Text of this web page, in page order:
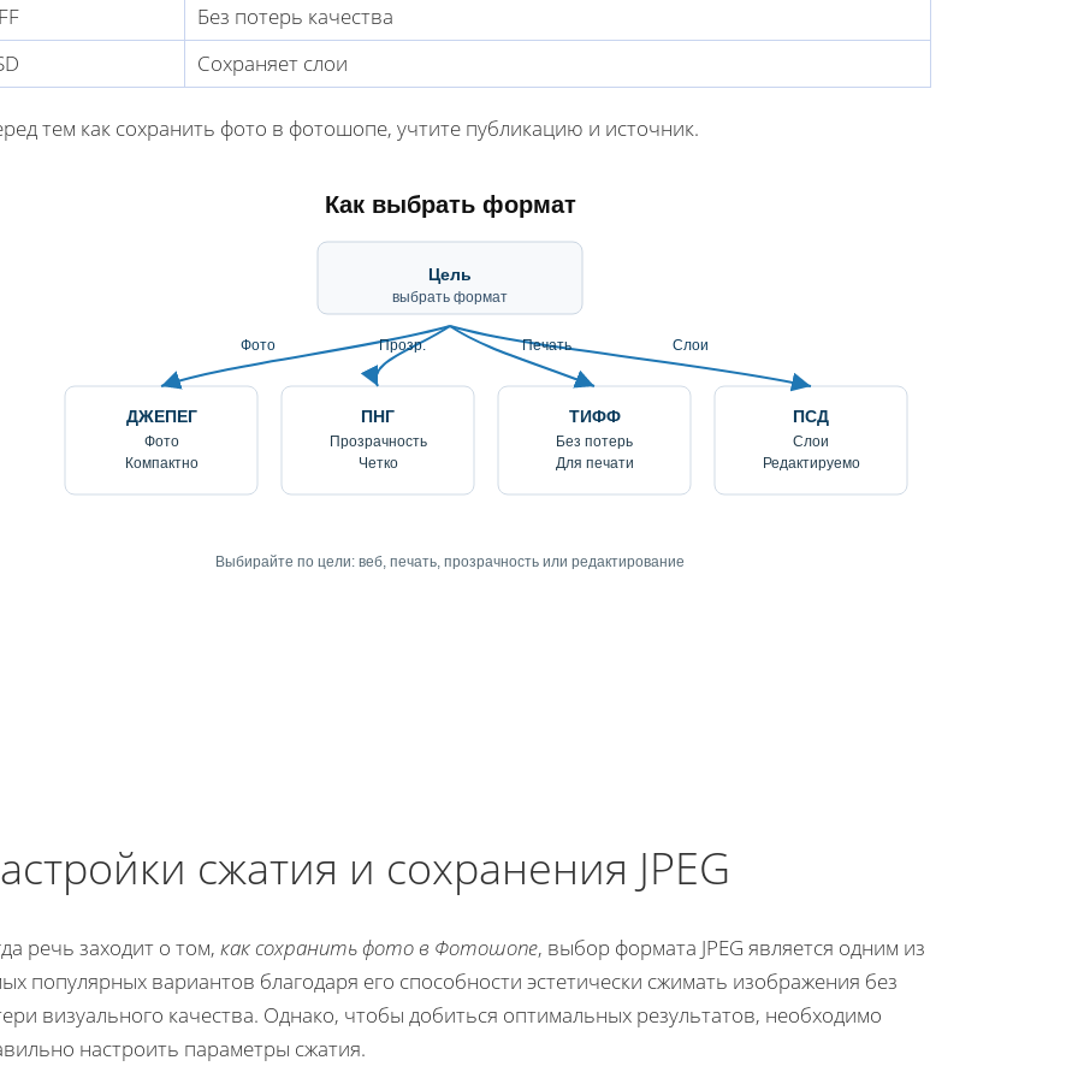
Без потерь качества
Сохраняет слои
тем как сохранить фото в фотошопе, учтите публикацию и источник.
Как выбрать формат
Цель
выбрать формат
ДЖЕПЕГ
Фото
Компактно
ПНГ
Прозрачность
Четко
ТИФФ
Без потерь
Для печати
ПСД
Слои
Редактируемо
Фото Прозр. Печать Слои
Выбирайте по цели: веб, печать, прозрачность или редактирование
сжатия и сохранения JPEG
речь заходит о том, как сохранить фото в Фотошопе, выбор формата JPEG является одним из
популярных вариантов благодаря его способности эстетически сжимать изображения без
визуального качества. Однако, чтобы добиться оптимальных результатов, необходимо
настроить параметры сжатия.